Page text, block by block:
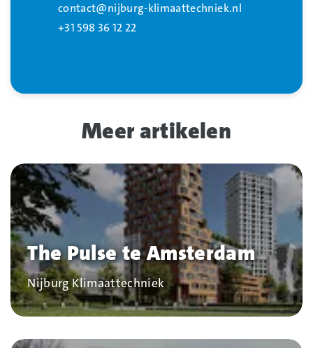
contact@nijburg-klimaattechniek.nl
+31 598 36 12 22
Meer artikelen
The Pulse te Amsterdam
Bedrijf
Nijburg Klimaattechniek